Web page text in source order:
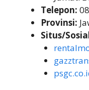
Telepon:
Provinsi:
Situs/